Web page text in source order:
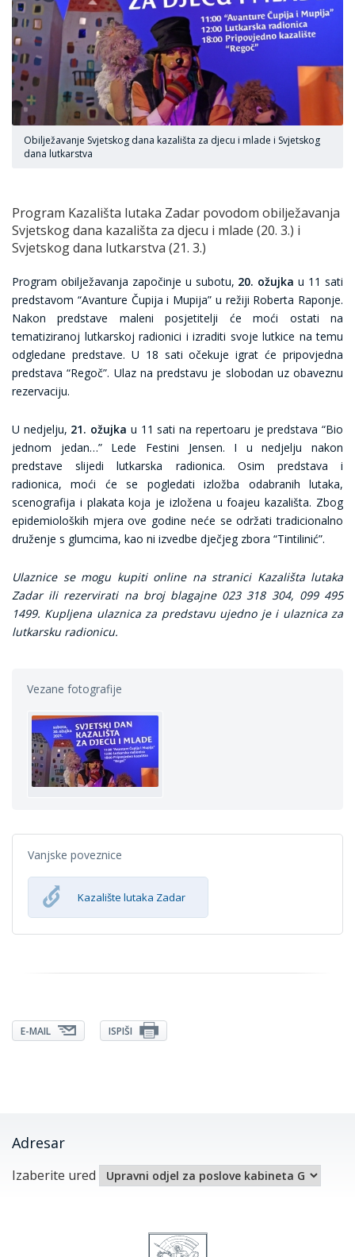
Obilježavanje Svjetskog dana kazališta za djecu i mlade i Svjetskog
dana lutkarstva
Program Kazališta lutaka Zadar povodom obilježavanja
Svjetskog dana kazališta za djecu i mlade (20. 3.) i
Svjetskog dana lutkarstva (21. 3.)
Program obilježavanja započinje u subotu, 20. ožujka u 11 sati
predstavom “Avanture Čupija i Mupija” u režiji Roberta Raponje.
Nakon predstave maleni posjetitelji će moći ostati na
tematiziranoj lutkarskoj radionici i izraditi svoje lutkice na temu
odgledane predstave. U 18 sati očekuje igrat će pripovjedna
predstava “Regoč”. Ulaz na predstavu je slobodan uz obaveznu
rezervaciju.
U nedjelju, 21. ožujka u 11 sati na repertoaru je predstava “Bio
jednom jedan…” Lede Festini Jensen. I u nedjelju nakon
predstave slijedi lutkarska radionica. Osim predstava i
radionica, moći će se pogledati izložba odabranih lutaka,
scenografija i plakata koja je izložena u foajeu kazališta. Zbog
epidemioloških mjera ove godine neće se održati tradicionalno
druženje s glumcima, kao ni izvedbe dječjeg zbora “Tintilinić”.
Ulaznice se mogu kupiti online na stranici Kazališta lutaka
Zadar ili rezervirati na broj blagajne 023 318 304, 099 495
1499. Kupljena ulaznica za predstavu ujedno je i ulaznica za
lutkarsku radionicu.
Vezane fotografije
Vanjske poveznice
Kazalište lutaka Zadar
E-MAIL ISPIŠI
Adresar
Izaberite ured